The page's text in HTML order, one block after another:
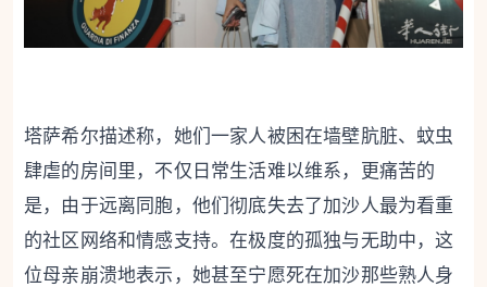
塔萨希尔描述称，她们一家人被困在墙壁肮脏、蚊虫
肆虐的房间里，不仅日常生活难以维系，更痛苦的
是，由于远离同胞，他们彻底失去了加沙人最为看重
的社区网络和情感支持。在极度的孤独与无助中，这
位母亲崩溃地表示，她甚至宁愿死在加沙那些熟人身